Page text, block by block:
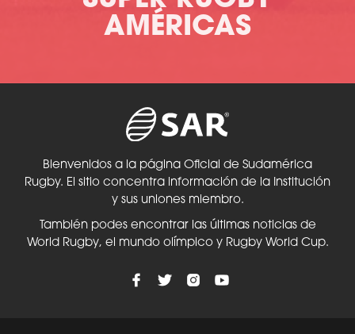
AMÉRICAS
Bienvenidos a la página Oficial de Sudamérica
Rugby. El sitio concentra información de la Institución
y sus uniones miembro.
También podes encontrar las últimas noticias de
World Rugby, el mundo olímpico y Rugby World Cup.